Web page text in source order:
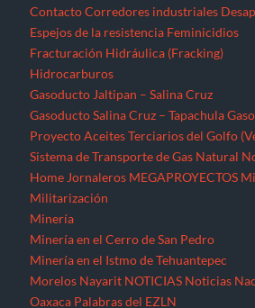
Minería en el Cerro de San Pedro
Minería en el Istmo de Tehuantepec
MorelosNayaritNOTICIASNoticias
OaxacaPalabras del EZLN
Parques eólicos
Corredor Eólico del Istmo de
Parque Eólico Dzilam de Bravo
Parques Eólicos en Baja California
Proyecto de Propósitos Múltiples
Proyecto Integral Morelos (PIM)
Proyectos Hídricos
Acueducto El Realito (SLP)
Acueducto Independencia (Sonora)
Acueducto Río San Pedro (Guerrero)
Hidroeléctrica La Parota (Guerrero)